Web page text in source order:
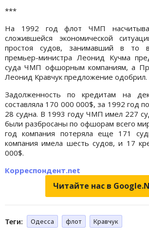
***
На 1992 год флот ЧМП
сложившейся экономической
простоя судов, занимавший в то
премьер-министра Леонид Кучма
суда ЧМП офшорным компаниям, а
Леонид Кравчук предложение одобрил.
Задолженность по кредитам на
составляла 170 000 000$, за 1992 год
28 судна. В 1993 году ЧМП имел 227
были разбросаны по офшорам всего
год компания потеряла еще 171
компания имела шесть судов, и 17
000$.
Корреспондент.net
Читайте нас в
Теги: Одесса флот Кравчук